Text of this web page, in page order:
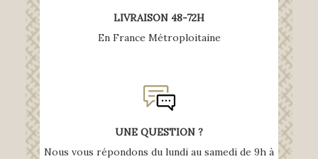
LIVRAISON 48-72H
En France Métroploitaine
UNE QUESTION ?
Nous vous répondons du lundi au samedi de 9h à